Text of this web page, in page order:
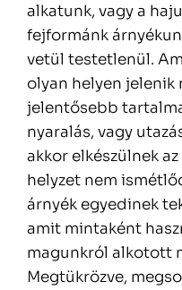
alkatunk, vagy a
fejformánk
vetül testetlenül.
olyan helyen jelenik
jelentősebb
nyaralás, vagy
akkor elkészülnek
helyzet nem
árnyék egyedinek
amit mintaként
magunkról alkotott
Megtükrözve,